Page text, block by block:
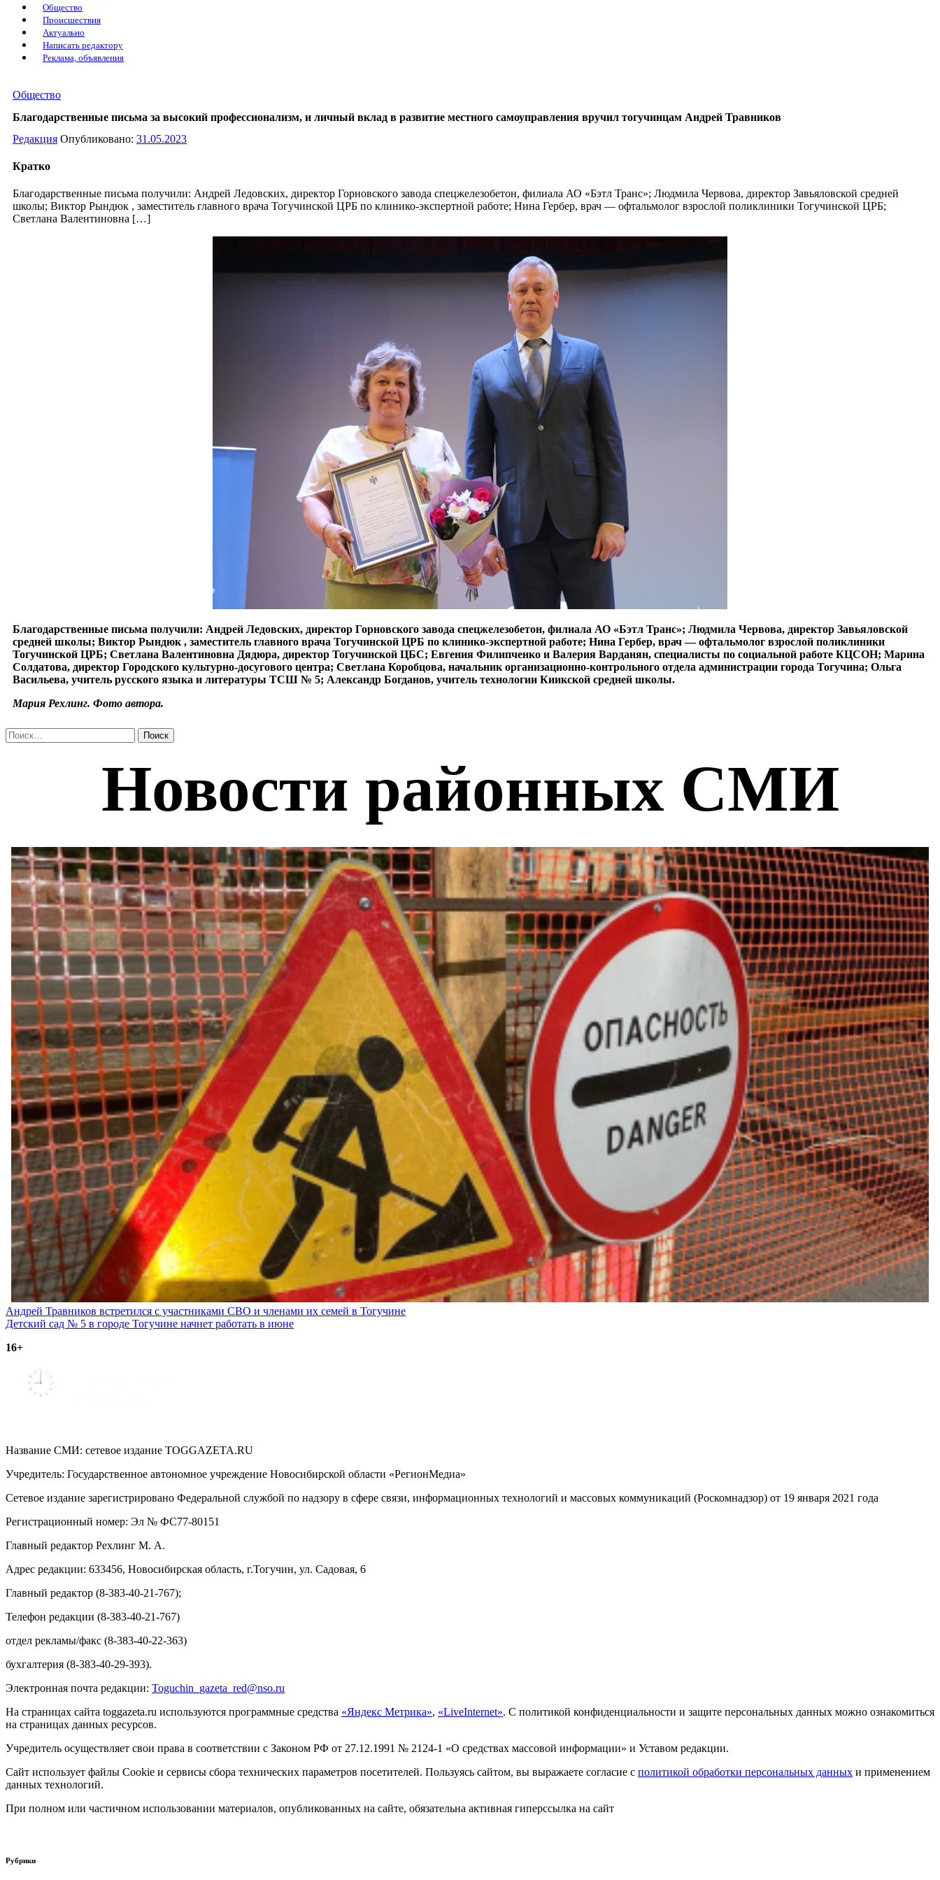
Общество
Происшествия
Актуально
Написать редактору
Реклама, объявления
Общество
Благодарственные письма за высокий профессионализм, и личный вклад в развитие местного самоуправления вручил тогучинцам Андрей Травников
Редакция Опубликовано: 31.05.2023
Кратко
Благодарственные письма получили: Андрей Ледовских, директор Горновского завода спецжелезобетон, филиала АО «Бэтл Транс»; Людмила Червова, директор Завьяловской средней
школы; Виктор Рындюк , заместитель главного врача Тогучинской ЦРБ по клинико-экспертной работе; Нина Гербер, врач — офтальмолог взрослой поликлиники Тогучинской ЦРБ;
Светлана Валентиновна […]
Благодарственные письма получили: Андрей Ледовских, директор Горновского завода спецжелезобетон, филиала АО «Бэтл Транс»; Людмила Червова, директор Завьяловской
средней школы; Виктор Рындюк , заместитель главного врача Тогучинской ЦРБ по клинико-экспертной работе; Нина Гербер, врач — офтальмолог взрослой поликлиники
Тогучинской ЦРБ; Светлана Валентиновна Дядюра, директор Тогучинской ЦБС; Евгения Филипченко и Валерия Варданян, специалисты по социальной работе КЦСОН; Марина
Солдатова, директор Городского культурно-досугового центра; Светлана Коробцова, начальник организационно-контрольного отдела администрации города Тогучина; Ольга
Васильева, учитель русского языка и литературы ТСШ № 5; Александр Богданов, учитель технологии Киикской средней школы.
Мария Рехлинг. Фото автора.
Найти:
Навигация
по
записям
Андрей Травников встретился с участниками СВО и членами их семей в Тогучине
Детский сад № 5 в городе Тогучине начнет работать в июне
16+
Название СМИ: cетевое издание TOGGAZETA.RU
Учредитель: Государственное автономное учреждение Новосибирской области «РегионМедиа»
Сетевое издание зарегистрировано Федеральной службой по надзору в сфере связи, информационных технологий и массовых коммуникаций (Роскомнадзор) от 19 января 2021 года
Регистрационный номер: Эл № ФС77-80151
Главный редактор Рехлинг М. А.
Адрес редакции: 633456, Новосибирская область, г.Тогучин, ул. Садовая, 6
Главный редактор (8-383-40-21-767);
Телефон редакции (8-383-40-21-767)
отдел рекламы/факс (8-383-40-22-363)
бухгалтерия (8-383-40-29-393).
Электронная почта редакции: Toguchin gazeta red@nso.ru
На страницах сайта toggazeta.ru используются программные средства «Яндекс Метрика», «LiveInternet». С политикой конфиденциальности и защите персональных данных можно ознакомиться
на страницах данных ресурсов.
Учредитель осуществляет свои права в соответствии с Законом РФ от 27.12.1991 № 2124-1 «О средствах массовой информации» и Уставом редакции.
Сайт использует файлы Cookie и сервисы сбора технических параметров посетителей. Пользуясь сайтом, вы выражаете согласие с политикой обработки персональных данных и применением
данных технологий.
При полном или частичном использовании материалов, опубликованных на сайте, обязательна активная гиперссылка на сайт
Рубрики